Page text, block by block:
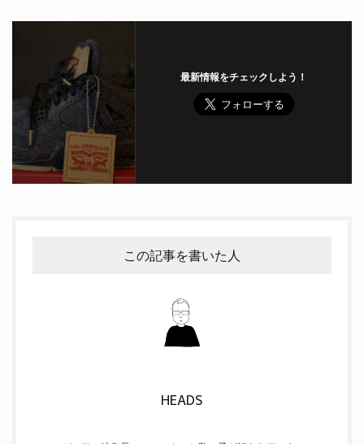
最新情報をチェックしよう！
この記事を書いた人
HEADS